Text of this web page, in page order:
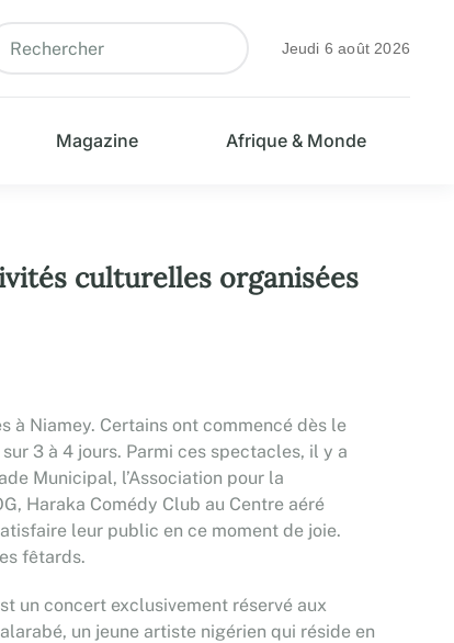
Jeudi 6 août 2026
Magazine Afrique & Monde
culturelles organisées
à Niamey. Certains ont commencé dès le
3 à 4 jours. Parmi ces spectacles, il y a
Municipal, l’Association pour la
Haraka Comédy Club au Centre aéré
leur public en ce moment de joie.
fêtards.
un concert exclusivement réservé aux
un jeune artiste nigérien qui réside en